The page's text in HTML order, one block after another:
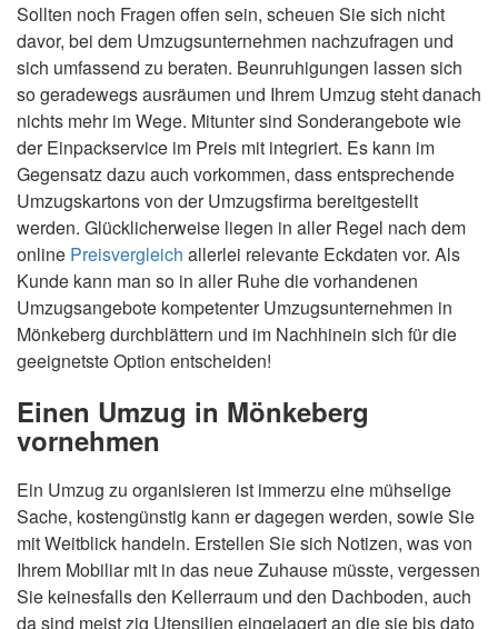
Sollten noch Fragen offen sein, scheuen Sie sich nicht
davor, bei dem Umzugsunternehmen nachzufragen und
sich umfassend zu beraten. Beunruhigungen lassen sich
so geradewegs ausräumen und Ihrem Umzug steht danach
nichts mehr im Wege. Mitunter sind Sonderangebote wie
der Einpackservice im Preis mit integriert. Es kann im
Gegensatz dazu auch vorkommen, dass entsprechende
Umzugskartons von der Umzugsfirma bereitgestellt
werden. Glücklicherweise liegen in aller Regel nach dem
online Preisvergleich allerlei relevante Eckdaten vor. Als
Kunde kann man so in aller Ruhe die vorhandenen
Umzugsangebote kompetenter Umzugsunternehmen in
Mönkeberg durchblättern und im Nachhinein sich für die
geeignetste Option entscheiden!
Einen Umzug in Mönkeberg
vornehmen
Ein Umzug zu organisieren ist immerzu eine mühselige
Sache, kostengünstig kann er dagegen werden, sowie Sie
mit Weitblick handeln. Erstellen Sie sich Notizen, was von
Ihrem Mobiliar mit in das neue Zuhause müsste, vergessen
Sie keinesfalls den Kellerraum und den Dachboden, auch
da sind meist zig Utensilien eingelagert an die sie bis dato